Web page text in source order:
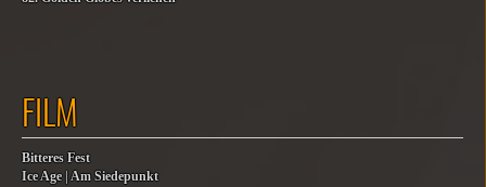
FILM
Bitteres Fest
Ice Age | Am Siedepunkt